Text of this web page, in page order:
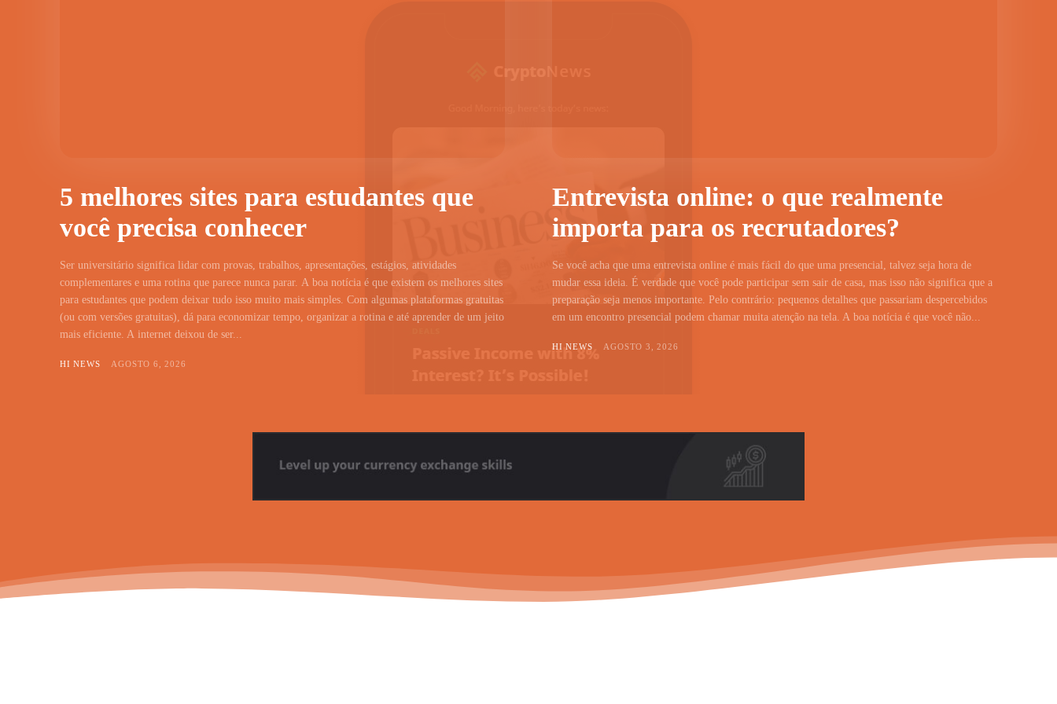
5 melhores sites para estudantes que
você precisa conhecer
Ser universitário significa lidar com provas, trabalhos, apresentações, estágios, atividades
complementares e uma rotina que parece nunca parar. A boa notícia é que existem os melhores sites
para estudantes que podem deixar tudo isso muito mais simples. Com algumas plataformas gratuitas
(ou com versões gratuitas), dá para economizar tempo, organizar a rotina e até aprender de um jeito
mais eficiente. A internet deixou de ser...
HI NEWS AGOSTO 6, 2026
Entrevista online: o que realmente
importa para os recrutadores?
Se você acha que uma entrevista online é mais fácil do que uma presencial, talvez seja hora de
mudar essa ideia. É verdade que você pode participar sem sair de casa, mas isso não significa que a
preparação seja menos importante. Pelo contrário: pequenos detalhes que passariam despercebidos
em um encontro presencial podem chamar muita atenção na tela. A boa notícia é que você não...
HI NEWS AGOSTO 3, 2026